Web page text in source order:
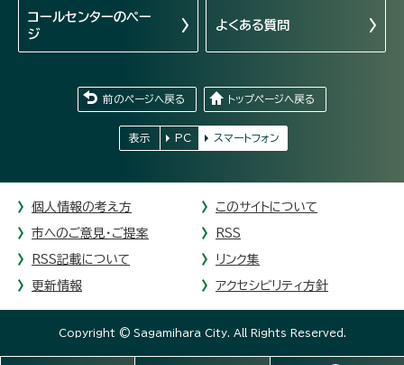
コールセンターのペー
ジ
よくある質問
前のページへ戻る トップページへ戻る
表示 PC スマートフォン
個人情報の考え方 このサイトについて
市へのご意見・ご提案 RSS
RSS記載について リンク集
更新情報 アクセシビリティ方針
Copyright © Sagamihara City. All Rights Reserved.